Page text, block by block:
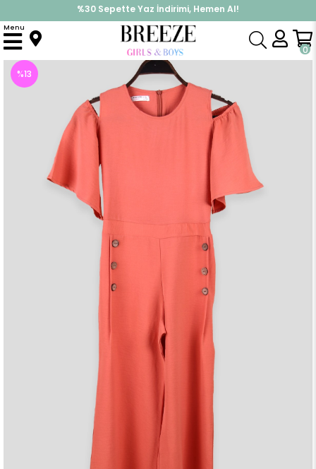
%30 Sepette Yaz İndirimi, Hemen Al!
İndirimlere ek %10 İndirimi Kap, Hemen Üye Ol!
0
Menu
Anasayfa Tulum Kız Çocuk Tulum Omuzları Açık Yandan Düğmeli Somon (9 Yaş)
%13